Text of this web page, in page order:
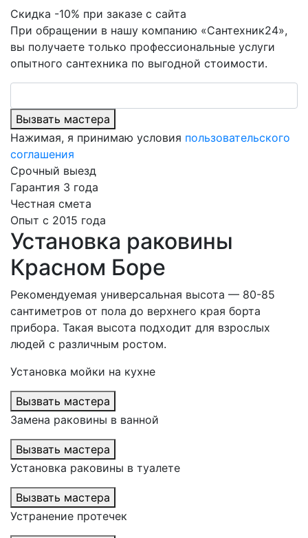
Скидка -10% при заказе с сайта
При обращении в нашу компанию «Сантехник24»,
вы получаете только профессиональные услуги
опытного сантехника по выгодной стоимости.
Вызвать мастера
Нажимая, я принимаю условия пользовательского
соглашения
Срочный выезд
Гарантия 3 года
Честная смета
Опыт с 2015 года
Установка раковины
Красном Боре
Рекомендуемая универсальная высота — 80-85
сантиметров от пола до верхнего края борта
прибора. Такая высота подходит для взрослых
людей с различным ростом.
Установка мойки на кухне
Вызвать мастера
Замена раковины в ванной
Вызвать мастера
Установка раковины в туалете
Вызвать мастера
Устранение протечек